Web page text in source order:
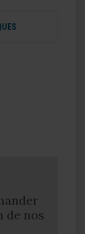
de nos